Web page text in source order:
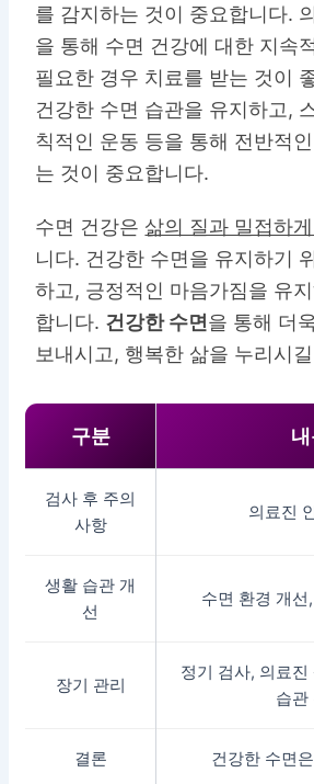
를 감지하는 것이 중요합니다.
을 통해 수면 건강에 대한 지속
필요한 경우 치료를 받는 것이
건강한 수면 습관을 유지하고,
칙적인 운동 등을 통해 전반적
는 것이 중요합니다.
수면 건강은 삶의 질과 밀접하
니다. 건강한 수면을 유지하기
하고, 긍정적인 마음가짐을 유
합니다. 건강한 수면 을 통해 더
보내시고, 행복한 삶을 누리시
구분
검사 후 주의
사항
의료진
생활 습관 개
선
수면 환경 개
장기 관리
정기 검사, 의료
습관
결론 건강한 수면